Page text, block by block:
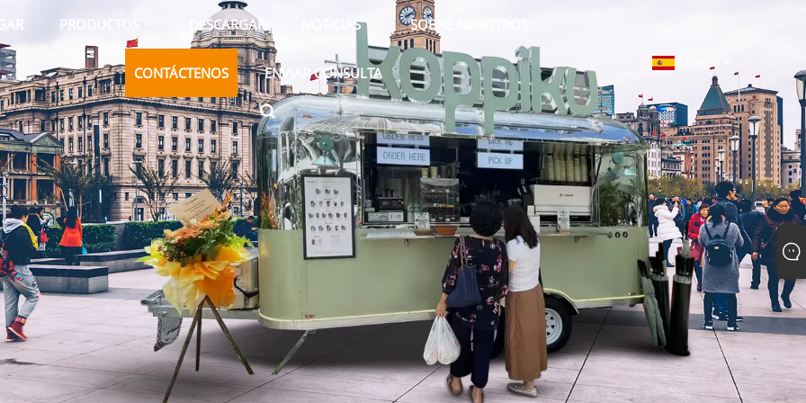
PRODUCTOS DESCARGAR NOTICIAS SOBRE NOSOTROS
CONTÁCTENOS ENVIAR CONSULTA